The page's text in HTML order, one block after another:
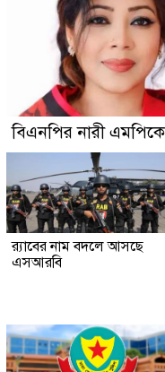
বিএনপির নারী
র‍্যাবের নাম বদলে আসছে
এসআরবি